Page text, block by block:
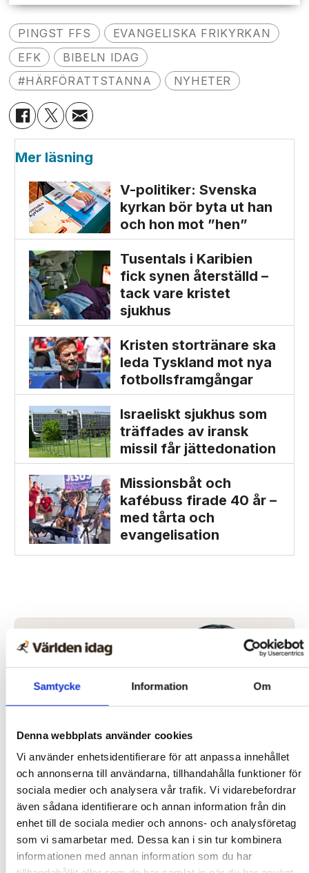
Samtycke Information Om
Denna webbplats använder cookies
Vi använder enhetsidentifierare för att anpassa innehållet
och annonserna till användarna, tillhandahålla funktioner för
sociala medier och analysera vår trafik. Vi vidarebefordrar
även sådana identifierare och annan information från din
enhet till de sociala medier och annons- och analysföretag
som vi samarbetar med. Dessa kan i sin tur kombinera
informationen med annan information som du har
PINGST FFS
EVANGELISKA FRIKYRKAN
EFK
BIBELN IDAG
#HÄRFÖRATTSTANNA
NYHETER
Mer läsning
V-politiker: Svenska
kyrkan bör byta ut han
och hon mot ”hen”
Tusentals i Karibien
fick synen återställd –
tack vare kristet
sjukhus
Kristen stortränare ska
leda Tyskland mot nya
fotbolls­­framgångar
Israeliskt sjukhus som
träffades av iransk
missil får jätte­donation
Missionsbåt och
kafébuss firade 40 år –
med tårta och
evangelisation
Vardagskrönika
Vilken miljö planterar du
dig i?